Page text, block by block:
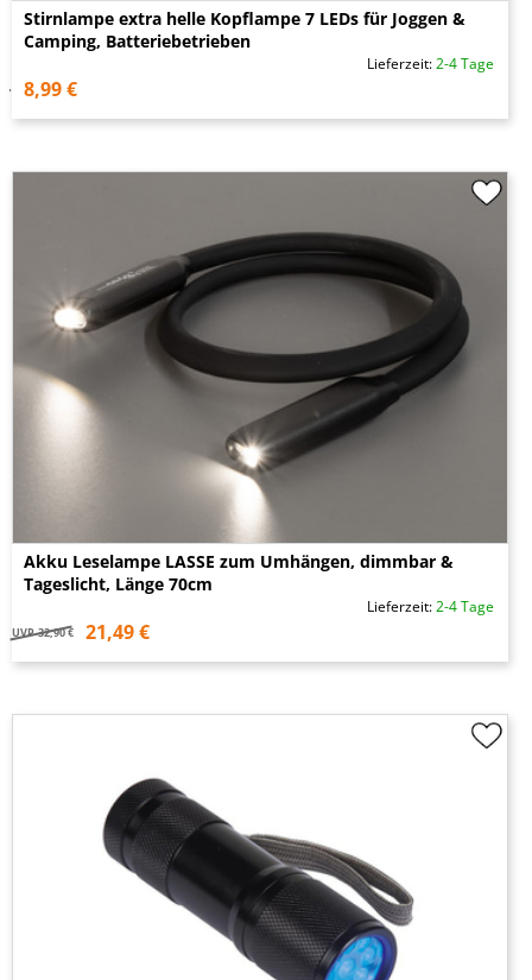
Stirnlampe extra helle Kopflampe 7 LEDs für Joggen &
Camping, Batteriebetrieben
Lieferzeit:2-4 Tage
8,99 €
Akku Leselampe LASSE zum Umhängen, dimmbar &
Tageslicht, Länge 70cm
Lieferzeit:2-4 Tage
UVP 32,90 € 21,49 €